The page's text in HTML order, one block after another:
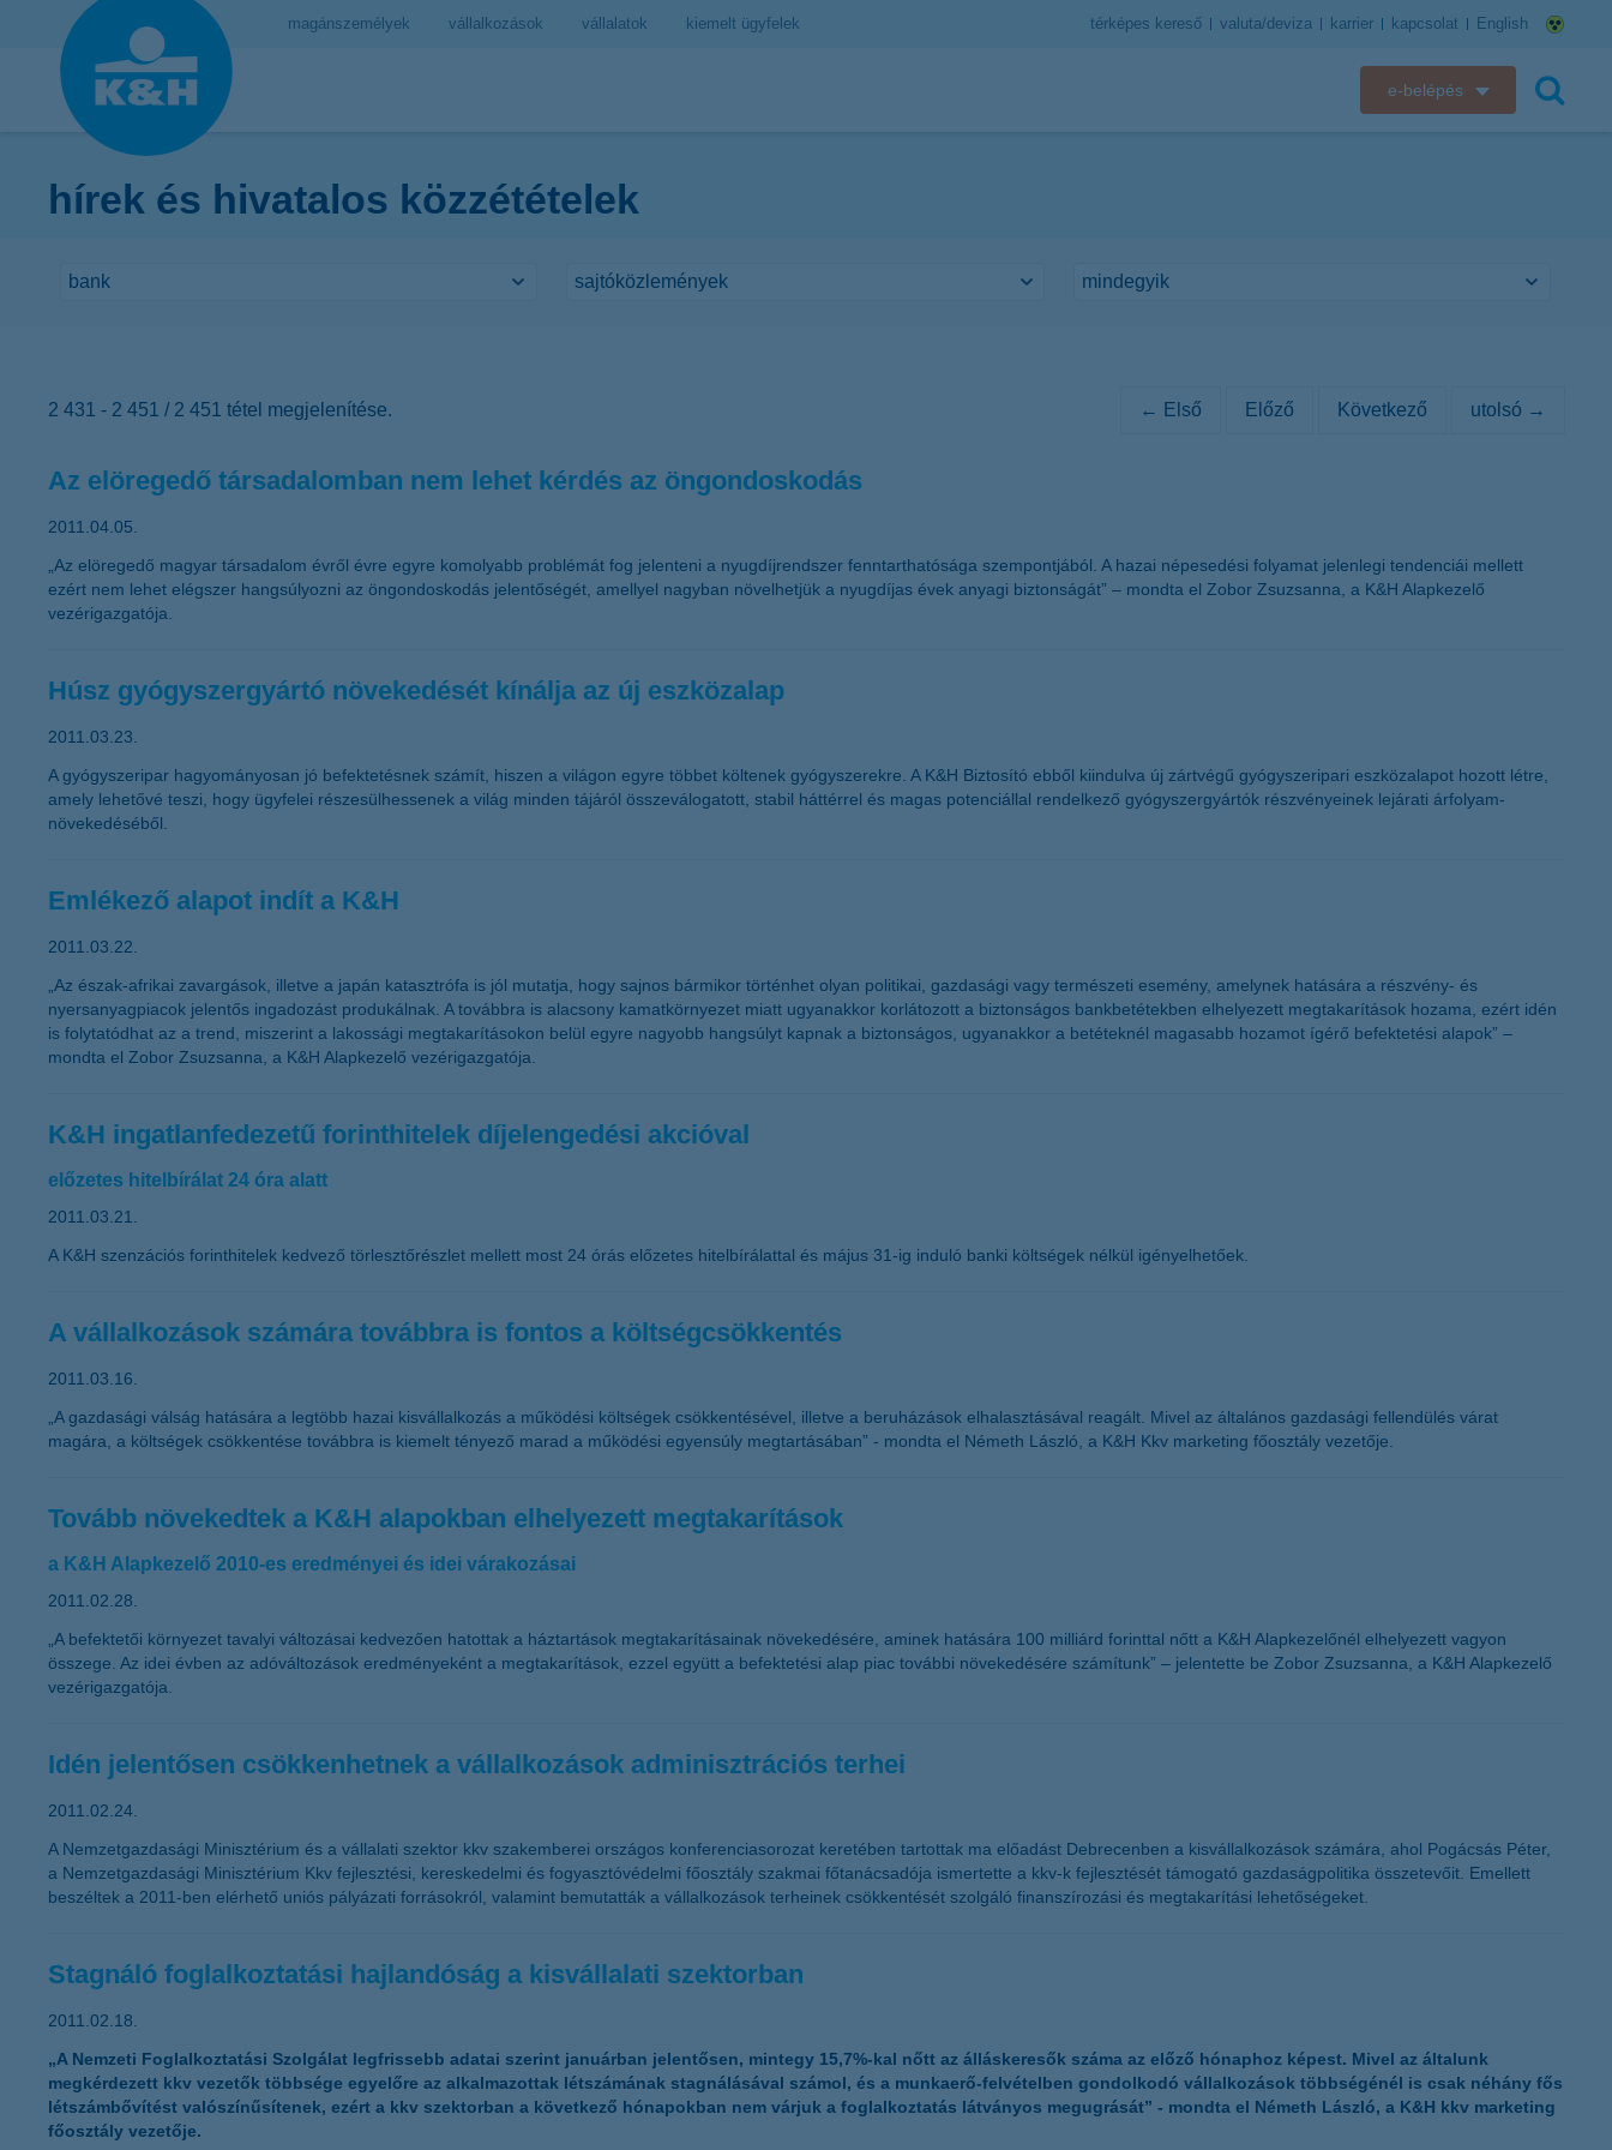
magánszemélyek vállalkozások vállalatok kiemelt ügyfelek térképes kereső valuta/deviza karrier kapcsolat English
e-belépés
K&H token megújítás
hírek és hivatalos közzétételek
2 431 - 2 451 / 2 451 tétel megjelenítése. ← Első Előző Következő utolsó →
Az elöregedő társadalomban nem lehet kérdés az öngondoskodás
2011.04.05.
„Az elöregedő magyar társadalom évről évre egyre komolyabb problémát fog jelenteni a nyugdíjrendszer fenntarthatósága szempontjából. A hazai népesedési folyamat jelenlegi tendenciái mellett
ezért nem lehet elégszer hangsúlyozni az öngondoskodás jelentőségét, amellyel nagyban növelhetjük a nyugdíjas évek anyagi biztonságát” – mondta el Zobor Zsuzsanna, a K&H Alapkezelő
vezérigazgatója.
Húsz gyógyszergyártó növekedését kínálja az új eszközalap
2011.03.23.
A gyógyszeripar hagyományosan jó befektetésnek számít, hiszen a világon egyre többet költenek gyógyszerekre. A K&H Biztosító ebből kiindulva új zártvégű gyógyszeripari eszközalapot hozott létre,
amely lehetővé teszi, hogy ügyfelei részesülhessenek a világ minden tájáról összeválogatott, stabil háttérrel és magas potenciállal rendelkező gyógyszergyártók részvényeinek lejárati árfolyam-
növekedéséből.
Emlékező alapot indít a K&H
2011.03.22.
„Az észak-afrikai zavargások, illetve a japán katasztrófa is jól mutatja, hogy sajnos bármikor történhet olyan politikai, gazdasági vagy természeti esemény, amelynek hatására a részvény- és
nyersanyagpiacok jelentős ingadozást produkálnak. A továbbra is alacsony kamatkörnyezet miatt ugyanakkor korlátozott a biztonságos bankbetétekben elhelyezett megtakarítások hozama, ezért idén
is folytatódhat az a trend, miszerint a lakossági megtakarításokon belül egyre nagyobb hangsúlyt kapnak a biztonságos, ugyanakkor a betéteknél magasabb hozamot ígérő befektetési alapok” –
mondta el Zobor Zsuzsanna, a K&H Alapkezelő vezérigazgatója.
K&H ingatlanfedezetű forinthitelek díjelengedési akcióval
előzetes hitelbírálat 24 óra alatt
2011.03.21.
A K&H szenzációs forinthitelek kedvező törlesztőrészlet mellett most 24 órás előzetes hitelbírálattal és május 31-ig induló banki költségek nélkül igényelhetőek.
A vállalkozások számára továbbra is fontos a költségcsökkentés
2011.03.16.
„A gazdasági válság hatására a legtöbb hazai kisvállalkozás a működési költségek csökkentésével, illetve a beruházások elhalasztásával reagált. Mivel az általános gazdasági fellendülés várat
magára, a költségek csökkentése továbbra is kiemelt tényező marad a működési egyensúly megtartásában” - mondta el Németh László, a K&H Kkv marketing főosztály vezetője.
Tovább növekedtek a K&H alapokban elhelyezett megtakarítások
a K&H Alapkezelő 2010-es eredményei és idei várakozásai
2011.02.28.
„A befektetői környezet tavalyi változásai kedvezően hatottak a háztartások megtakarításainak növekedésére, aminek hatására 100 milliárd forinttal nőtt a K&H Alapkezelőnél elhelyezett vagyon
összege. Az idei évben az adóváltozások eredményeként a megtakarítások, ezzel együtt a befektetési alap piac további növekedésére számítunk” – jelentette be Zobor Zsuzsanna, a K&H Alapkezelő
vezérigazgatója.
Idén jelentősen csökkenhetnek a vállalkozások adminisztrációs terhei
2011.02.24.
A Nemzetgazdasági Minisztérium és a vállalati szektor kkv szakemberei országos konferenciasorozat keretében tartottak ma előadást Debrecenben a kisvállalkozások számára, ahol Pogácsás Péter,
a Nemzetgazdasági Minisztérium Kkv fejlesztési, kereskedelmi és fogyasztóvédelmi főosztály szakmai főtanácsadója ismertette a kkv-k fejlesztését támogató gazdaságpolitika összetevőit. Emellett
beszéltek a 2011-ben elérhető uniós pályázati forrásokról, valamint bemutatták a vállalkozások terheinek csökkentését szolgáló finanszírozási és megtakarítási lehetőségeket.
Stagnáló foglalkoztatási hajlandóság a kisvállalati szektorban
2011.02.18.
„A Nemzeti Foglalkoztatási Szolgálat legfrissebb adatai szerint januárban jelentősen, mintegy 15,7%-kal nőtt az álláskeresők száma az előző hónaphoz képest. Mivel az általunk
megkérdezett kkv vezetők többsége egyelőre az alkalmazottak létszámának stagnálásával számol, és a munkaerő-felvételben gondolkodó vállalkozások többségénél is csak néhány fős
létszámbővítést valószínűsítenek, ezért a kkv szektorban a következő hónapokban nem várjuk a foglalkoztatás látványos megugrását” - mondta el Németh László, a K&H kkv marketing
főosztály vezetője.